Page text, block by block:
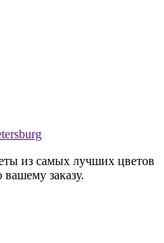
из самых лучших цветов
заказу.